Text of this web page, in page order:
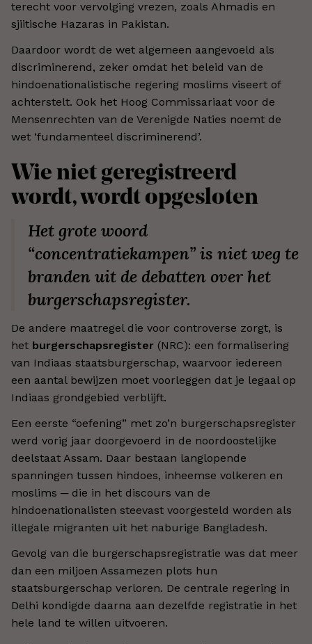
terecht voor vervolging vrezen, zoals Ahmadis en
sjiitische Hazaras in Pakistan.
Daardoor wordt de wet algemeen aangevoeld als
discriminerend, zeker omdat het beleid van de
hindoenationalistische regering moslims viseert of
achterstelt. Ook het Hoog Commissariaat voor de
Mensenrechten van de Verenigde Naties noemt de
wet ‘fundamenteel discriminerend’.
Wie niet geregistreerd
wordt, wordt opgesloten
Het grote woord
“concentratiekampen” is niet weg te
branden uit de debatten over het
burgerschapsregister.
De andere maatregel die voor controverse zorgt, is
het burgerschapsregister (NRC): een formalisering
van Indiaas staatsburgerschap, waarvoor iedereen
een aantal bewijzen moet voorleggen dat je legaal op
Indiaas grondgebied verblijft.
Een eerste “oefening” met zo’n burgerschapsregister
werd vorig jaar doorgevoerd in de noordoostelijke
deelstaat Assam. Daar bestaan langlopende
spanningen tussen hindoes, inheemse volkeren en
moslims ─ die in het discours van de
hindoenationalisten steevast voorgesteld worden als
illegale migranten uit het naburige Bangladesh.
Gevolg van die burgerschapsregistratie was dat meer
dan een miljoen Assamezen plots hun
staatsburgerschap verloren. De centrale regering in
Delhi kondigde daarna aan dezelfde registratie in het
hele land te willen uitvoeren.